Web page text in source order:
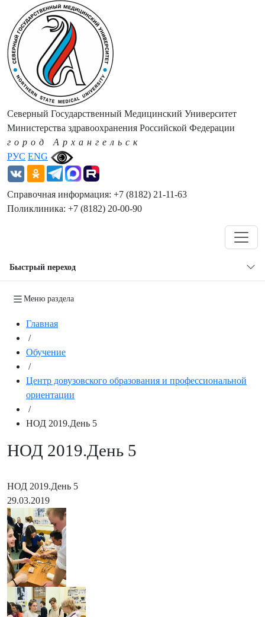
РУС ENG
Северный Государственный Медицинский Университет
Министерства здравоохранения Российской Федерации
город Архангельск
Справочная информация: +7 (8182) 21-11-63
Поликлиника: +7 (8182) 20-00-90
Быстрый переход
Меню раздела
Главная
/
Обучение
/
Центр довузовского образования и профессиональной
ориентации
/
НОД 2019.День 5
НОД 2019.День 5
НОД 2019.День 5
29.03.2019